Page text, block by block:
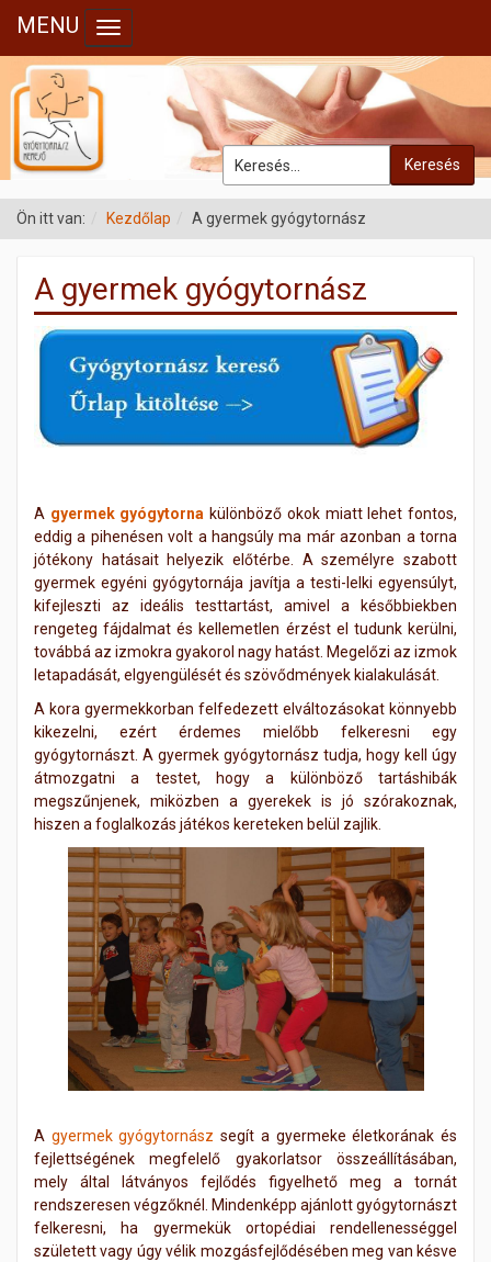
Keresés
MENU Toggle navigation
Ön itt van: Kezdőlap A gyermek gyógytornász
A gyermek gyógytornász
A gyermek gyógytorna különböző okok miatt lehet fontos,
eddig a pihenésen volt a hangsúly ma már azonban a torna
jótékony hatásait helyezik előtérbe. A személyre szabott
gyermek egyéni gyógytornája javítja a testi-lelki egyensúlyt,
kifejleszti az ideális testtartást, amivel a későbbiekben
rengeteg fájdalmat és kellemetlen érzést el tudunk kerülni,
továbbá az izmokra gyakorol nagy hatást. Megelőzi az izmok
letapadását, elgyengülését és szövődmények kialakulását.
A kora gyermekkorban felfedezett elváltozásokat könnyebb
kikezelni, ezért érdemes mielőbb felkeresni egy
gyógytornászt. A gyermek gyógytornász tudja, hogy kell úgy
átmozgatni a testet, hogy a különböző tartáshibák
megszűnjenek, miközben a gyerekek is jó szórakoznak,
hiszen a foglalkozás játékos kereteken belül zajlik.
A gyermek gyógytornász segít a gyermeke életkorának és
fejlettségének megfelelő gyakorlatsor összeállításában,
mely által látványos fejlődés figyelhető meg a tornát
rendszeresen végzőknél. Mindenképp ajánlott gyógytornászt
felkeresni, ha gyermekük ortopédiai rendellenességgel
született vagy úgy vélik mozgásfejlődésében meg van késve